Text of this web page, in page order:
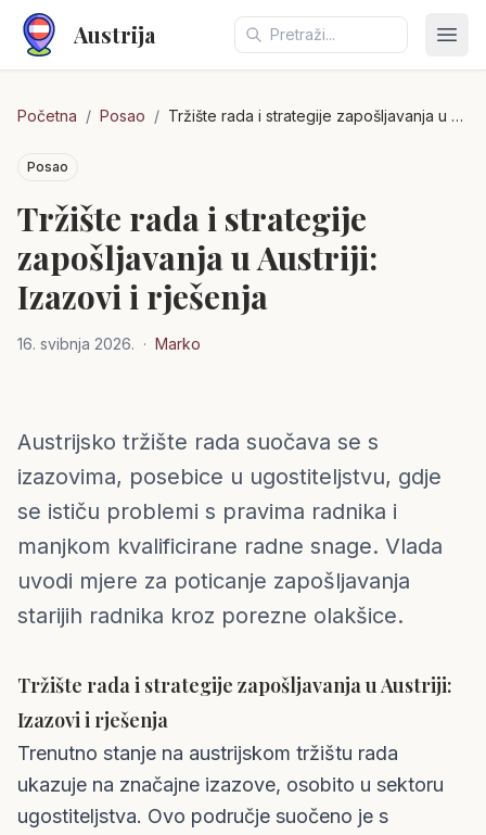
Austrija
Početna / Posao / Tržište rada i strategije zapošljavanja u Austriji: Izazovi i rješenja
Posao
Tržište rada i strategije
zapošljavanja u Austriji:
Izazovi i rješenja
16. svibnja 2026. · Marko
Austrijsko tržište rada suočava se s
izazovima, posebice u ugostiteljstvu, gdje
se ističu problemi s pravima radnika i
manjkom kvalificirane radne snage. Vlada
uvodi mjere za poticanje zapošljavanja
starijih radnika kroz porezne olakšice.
Tržište rada i strategije zapošljavanja u Austriji:
Izazovi i rješenja
Trenutno stanje na austrijskom tržištu rada
ukazuje na značajne izazove, osobito u sektoru
ugostiteljstva. Ovo područje suočeno je s